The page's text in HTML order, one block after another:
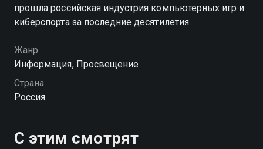
прошла российская индустрия компьютерных игр и
киберспорта за последние десятилетия
Жанр
Информация, Просвещение
Страна
Россия
С этим смотрят